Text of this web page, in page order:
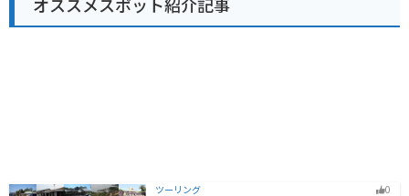
オススメスポット紹介記事
ツーリング 0